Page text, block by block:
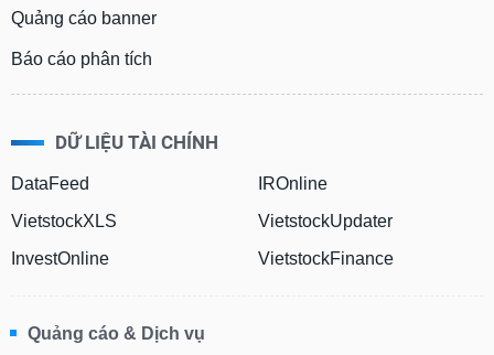
Quảng cáo banner
Báo cáo phân tích
DỮ LIỆU TÀI CHÍNH
DataFeed
VietstockXLS
InvestOnline
IROnline
VietstockUpdater
VietstockFinance
Quảng cáo & Dịch vụ